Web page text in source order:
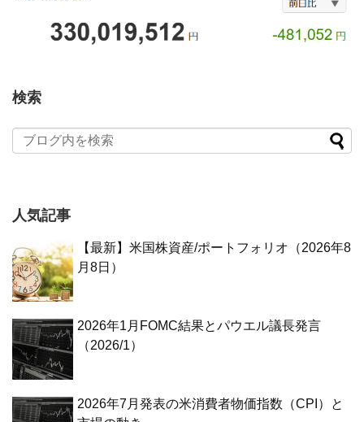
検索
人気記事
【最新】米国株資産/ポートフォリオ（2026年8
月8日）
2026年1月FOMC結果とパウエル議長発言
（2026/1）
2026年7月発表の米消費者物価指数（CPI）と